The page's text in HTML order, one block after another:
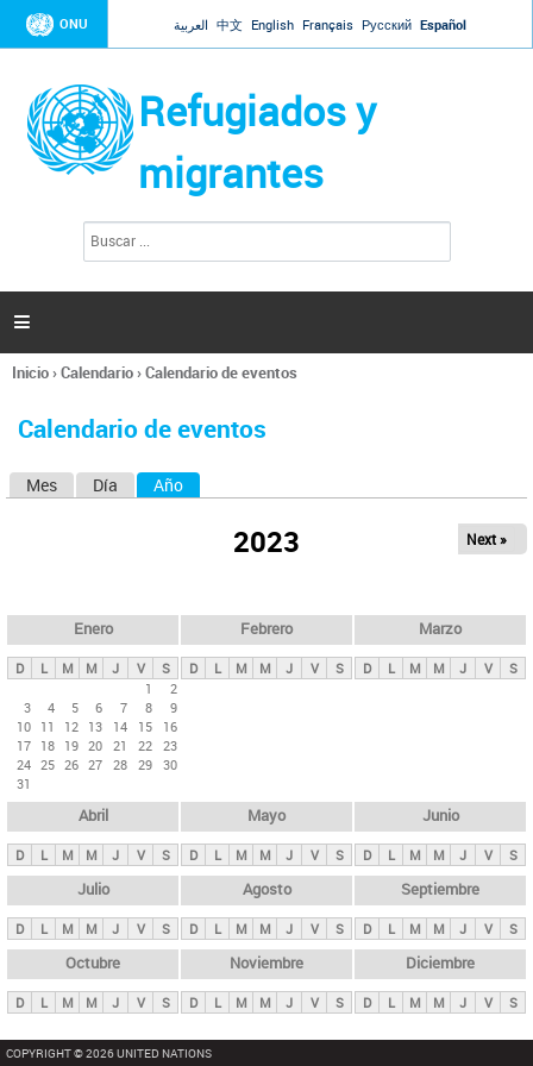
Jump to navigation
ONU العربية 中文 English Français Русский Español
Refugiados y
migrantes
l
d
s

Se
usted
Inicio›Calendario›Calendario de eventos
Calendario de eventos
s
p
n
c
i
p
l
e
s
Mes Día Año
2023 Next »
Enero
D L M M J V
S
1
2
3
4 5 6 7 8
9
10 11 12 13 14 15
16
17 18 19 20 21 22 23
24 25 26 27 28 29 30
31
Febrero
D L M M J V S
Marzo
D L M M J V S
Abril
D L M M J V S
Mayo
D L M M J V S
Junio
D L M M J V S
Julio
D L M M J V S
Agosto
D L M M J V S
Septiembre
D L M M J V S
Octubre
D L M M J V S
Noviembre
D L M M J V S
Diciembre
D L M M J V S
COPYRIGHT © 2026 UNITED NATIONS